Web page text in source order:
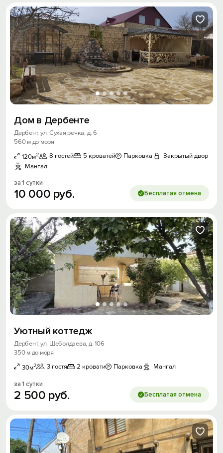
Дом в Дербенте
Дербент, ул. Сухая речка, д. 6
560 м до моря
120м2 8 гостей 5 кроватей Парковка
Закрытый двор
Мангал
за 1 сутки
10 000 руб. Бесплатая отмена
Уютный коттедж
Дербент, ул. Шеболдаева, д. 106
350 м до моря
30м2 3 гостя 2 кровати Парковка Мангал
за 1 сутки
2 500 руб. Бесплатая отмена